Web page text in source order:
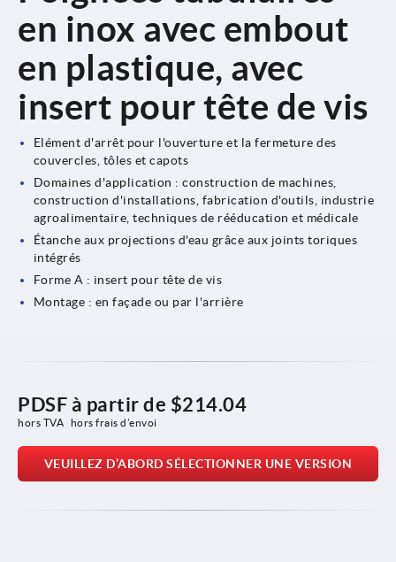
en inox avec embout
en plastique, avec
insert pour tête de vis
Elément d'arrêt pour l'ouverture et la fermeture des
couvercles, tôles et capots
Domaines d'application : construction de machines,
construction d'installations, fabrication d'outils, industrie
agroalimentaire, techniques de rééducation et médicale
Étanche aux projections d'eau grâce aux joints toriques
intégrés
Forme A : insert pour tête de vis
Montage : en façade ou par l'arrière
PDSF à partir de $214.04
hors TVA hors frais d’envoi
VEUILLEZ D’ABORD SÉLECTIONNER UNE VERSION